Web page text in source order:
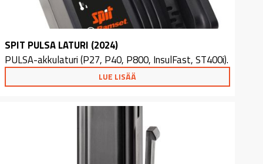
SPIT PULSA LATURI (2024)
PULSA-akkulaturi (P27, P40, P800, InsulFast, ST400i).
LUE LISÄÄ